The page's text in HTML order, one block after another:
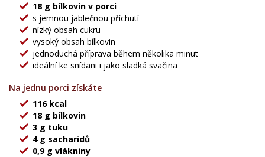
18 g bílkovin v porci
s jemnou jablečnou příchutí
nízký obsah cukru
vysoký obsah bílkovin
jednoduchá příprava během několika minut
ideální ke snídani i jako sladká svačina
Na jednu porci získáte
116 kcal
18 g bílkovin
3 g tuku
4 g sacharidů
0,9 g vlákniny